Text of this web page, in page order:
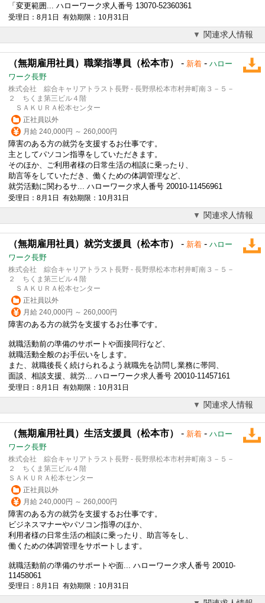
「変更範囲... ハローワーク求人番号 13070-52360361
受理日：8月1日 有効期限：10月31日
関連求人情報
（無期雇用社員）職業指導員（松本市） - 新着 - ハロー
ワーク長野
株式会社 綜合キャリアトラスト長野 - 長野県松本市村井町南３－５－
２ ちくま第三ビル４階
ＳＡＫＵＲＡ松本センター
正社員以外
月給 240,000円 ～ 260,000円
障害のある方の就労を支援するお仕事です。
主としてパソコン指導をしていただきます。
そのほか、ご利用者様の日常生活の相談に乗ったり、
助言等をしていただき、働くための体調管理など、
就労活動に関わるサ... ハローワーク求人番号 20010-11456961
受理日：8月1日 有効期限：10月31日
関連求人情報
（無期雇用社員）就労支援員（松本市） - 新着 - ハロー
ワーク長野
株式会社 綜合キャリアトラスト長野 - 長野県松本市村井町南３－５－
２ ちくま第三ビル４階
ＳＡＫＵＲＡ松本センター
正社員以外
月給 240,000円 ～ 260,000円
障害のある方の就労を支援するお仕事です。
就職活動前の準備のサポートや面接同行など、
就職活動全般のお手伝いをします。
また、就職後長く続けられるよう就職先を訪問し業務に帯同、
面談、相談支援、就労... ハローワーク求人番号 20010-11457161
受理日：8月1日 有効期限：10月31日
関連求人情報
（無期雇用社員）生活支援員（松本市） - 新着 - ハロー
ワーク長野
株式会社 綜合キャリアトラスト長野 - 長野県松本市村井町南３－５－
２ ちくま第三ビル４階
ＳＡＫＵＲＡ松本センター
正社員以外
月給 240,000円 ～ 260,000円
障害のある方の就労を支援するお仕事です。
ビジネスマナーやパソコン指導のほか、
利用者様の日常生活の相談に乗ったり、助言等をし、
働くための体調管理をサポートします。
就職活動前の準備のサポートや面... ハローワーク求人番号 20010-
11458061
受理日：8月1日 有効期限：10月31日